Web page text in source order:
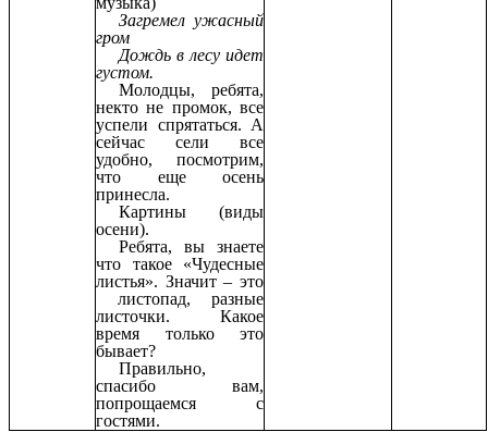
Загремел ужасный
гром
Дождь в лесу идет
густом.
Молодцы, ребята,
некто не промок, все
успели спрятаться. А
сейчас сели все
удобно, посмотрим,
что еще осень
принесла.
Картины (виды
осени).
Ребята, вы знаете
что такое «Чудесные
листья». Значит – это
листопад, разные
листочки. Какое
время только это
бывает?
Правильно,
спасибо вам,
попрощаемся с
гостями.